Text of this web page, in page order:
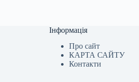
Інформація
Про сайт
КАРТА САЙТУ
Контакти